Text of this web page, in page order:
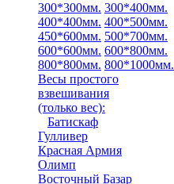
300*300мм. 300*400мм.
400*400мм. 400*500мм.
450*600мм. 500*700мм.
600*600мм. 600*800мм.
800*800мм. 800*1000мм.
Весы простого
взвешивания
(только вес):
Батискаф
Гулливер
Красная Армия
Олимп
Восточный Базар